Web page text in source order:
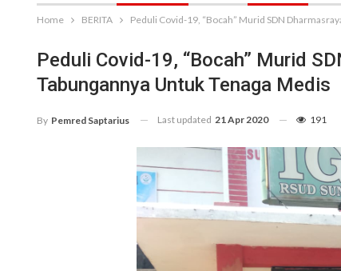
Home BERITA Peduli Covid-19, “Bocah” Murid SDN
Peduli Covid-19, “Bocah” Murid
Tabungannya Untuk Tenaga Medis
By Pemred Saptarius Last updated 21 Apr 2020 191